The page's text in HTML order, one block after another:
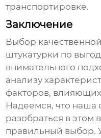
транспортировке.
Заключение
Выбор качественной
штукатурки по
внимательного
анализу
факторов,
Надеемся, что наша
разобраться в этом
правильный выбор.